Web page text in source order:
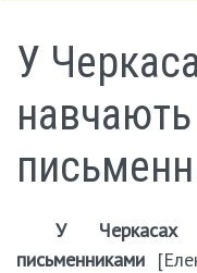
У
навчають
У Черкасах
письменниками